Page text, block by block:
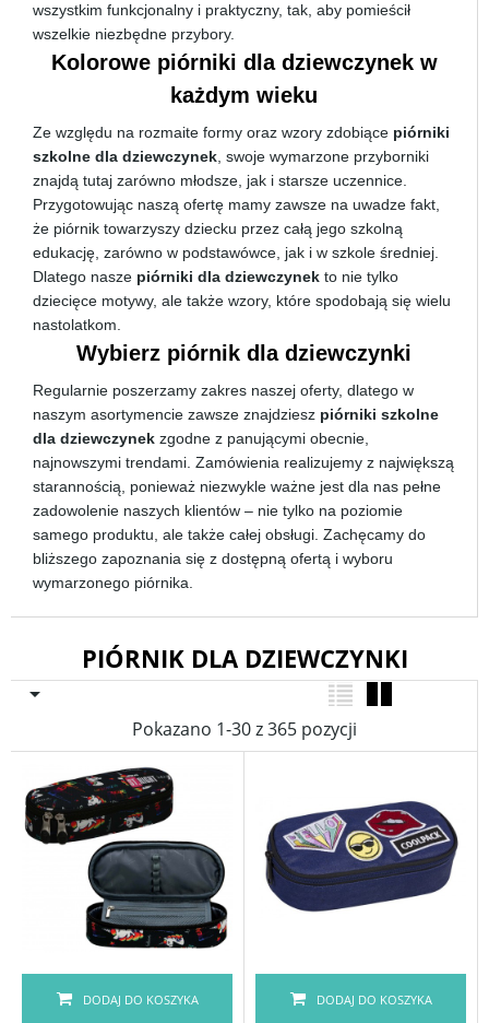
wszystkim funkcjonalny i praktyczny, tak, aby pomieścił
wszelkie niezbędne przybory.
Kolorowe piórniki dla dziewczynek w
każdym wieku
Ze względu na rozmaite formy oraz wzory zdobiące piórniki
szkolne dla dziewczynek , swoje wymarzone przyborniki
znajdą tutaj zarówno młodsze, jak i starsze uczennice.
Przygotowując naszą ofertę mamy zawsze na uwadze fakt,
że piórnik towarzyszy dziecku przez całą jego szkolną
edukację, zarówno w podstawówce, jak i w szkole średniej.
Dlatego nasze piórniki dla dziewczynek to nie tylko
dziecięce motywy, ale także wzory, które spodobają się wielu
nastolatkom.
Wybierz piórnik dla dziewczynki
Regularnie poszerzamy zakres naszej oferty, dlatego w
naszym asortymencie zawsze znajdziesz piórniki szkolne
dla dziewczynek zgodne z panującymi obecnie,
najnowszymi trendami. Zamówienia realizujemy z największą
starannością, ponieważ niezwykle ważne jest dla nas pełne
zadowolenie naszych klientów – nie tylko na poziomie
samego produktu, ale także całej obsługi. Zachęcamy do
bliższego zapoznania się z dostępną ofertą i wyboru
wymarzonego piórnika.
PIÓRNIK DLA DZIEWCZYNKI

Pokazano 1-30 z 365 pozycji
DODAJ DO KOSZYKA DODAJ DO KOSZYKA